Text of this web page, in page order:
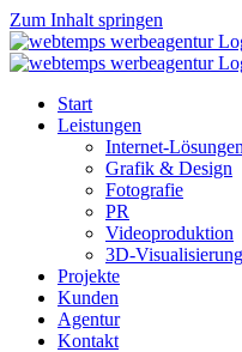
Zum Inhalt springen
Start
Leistungen
Internet-Lösungen
Grafik & Design
Fotografie
PR
Videoproduktion
3D-Visualisierung
Projekte
Kunden
Agentur
Kontakt